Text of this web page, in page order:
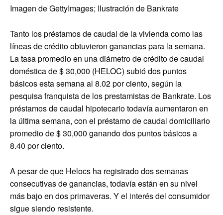
Imagen de GettyImages; Ilustración de Bankrate
Tanto los préstamos de caudal de la vivienda como las
líneas de crédito obtuvieron ganancias para la semana.
La tasa promedio en una diámetro de crédito de caudal
doméstica de $ 30,000 (HELOC) subió dos puntos
básicos esta semana al 8.02 por ciento, según la
pesquisa franquista de los prestamistas de Bankrate. Los
préstamos de caudal hipotecario todavía aumentaron en
la última semana, con el préstamo de caudal domiciliario
promedio de $ 30,000 ganando dos puntos básicos a
8.40 por ciento.
A pesar de que Helocs ha registrado dos semanas
consecutivas de ganancias, todavía están en su nivel
más bajo en dos primaveras. Y el interés del consumidor
sigue siendo resistente.